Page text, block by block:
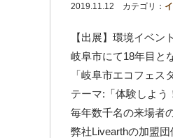
2019.11.12 カテゴリ：
【出展】環境イベン
岐阜市にて18年目と
「岐阜市エコフェ
テーマ:「体験しよう
毎年数千名の来場者
弊社Livearthの加盟団